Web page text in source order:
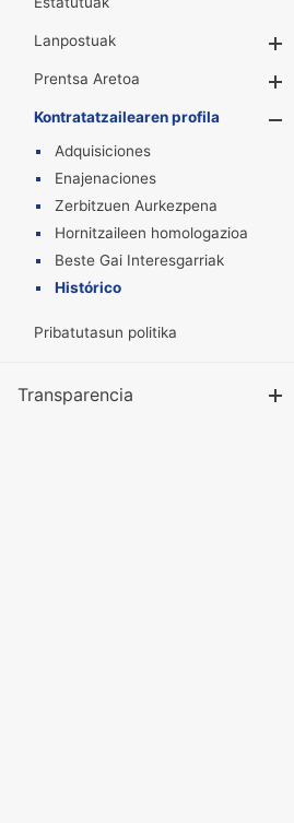
Lanpostuak
Prentsa Aretoa
Kontratatzailearen profila
Adquisiciones
Enajenaciones
Zerbitzuen Aurkezpena
Hornitzaileen homologazioa
Beste Gai Interesgarriak
Histórico
Pribatutasun politika
Transparencia